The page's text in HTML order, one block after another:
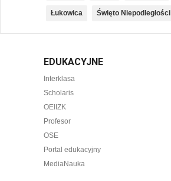
Łukowica Święto Niepodległości
EDUKACYJNE
Interklasa
Scholaris
OEIIZK
Profesor
OSE
Portal edukacyjny
MediaNauka